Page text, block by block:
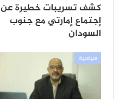
كشف تسريبات خطيرة عن
إجتماع إمارتي مع جنوب
السودان
سياسية